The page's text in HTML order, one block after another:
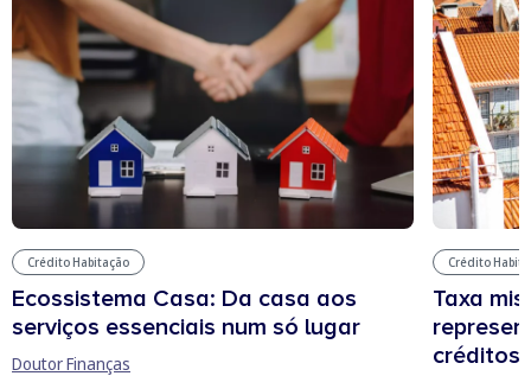
Crédito Habitação
Ecossistema Casa: Da casa aos
serviços essenciais num só lugar
Doutor Finanças
Crédito
Taxa
créditos